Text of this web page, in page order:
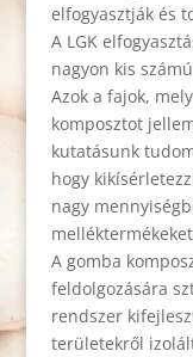
elfogyasztják és
A LGK
nagyon kis
Azok a fajok,
komposztot
kutatásunk
hogy
nagy
A gomba
feldolgozására
rendszer
területekről